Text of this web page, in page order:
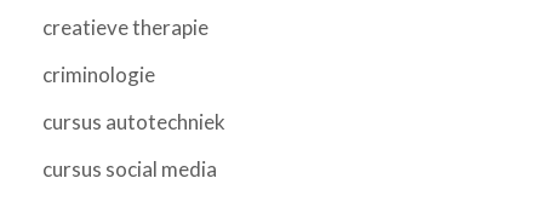
creatieve therapie
criminologie
cursus autotechniek
cursus social media